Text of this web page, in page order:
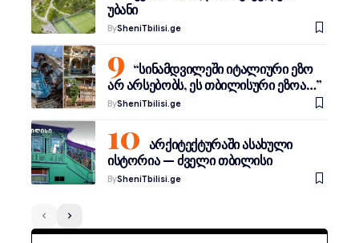
უბანი
BySheniTbilisi.ge
“სინამდვილეში იტალიური ეზო
არ არსებობს, ეს თბილისური ეზოა…”
BySheniTbilisi.ge
არქიტექტურაში ასახული
ისტორია — ძველი თბილისი
BySheniTbilisi.ge